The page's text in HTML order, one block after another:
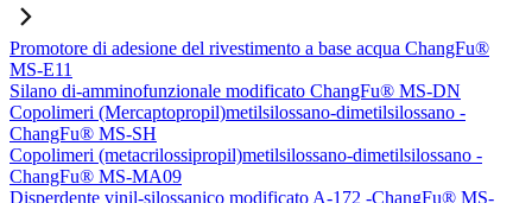
Promotore di adesione del rivestimento a base acqua ChangFu®
MS-E11
Silano di-amminofunzionale modificato ChangFu® MS-DN
Copolimeri (Mercaptopropil)metilsilossano-dimetilsilossano -
ChangFu® MS-SH
Copolimeri (metacrilossipropil)metilsilossano-dimetilsilossano -
ChangFu® MS-MA09
Disperdente vinil-silossanico modificato A-172 -ChangFu® MS-